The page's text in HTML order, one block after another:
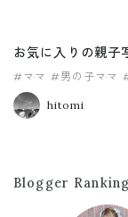
お気に入りの親子
#ママ #男の子ママ
hitomi
Blogger Ranking